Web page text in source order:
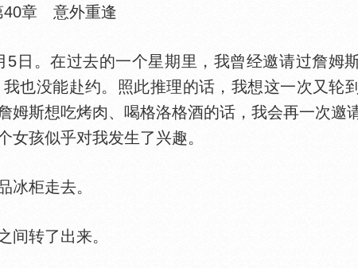
40章 意外重逢
。在过去的一个星期里，我曾经邀请过詹姆
也没能赴约。照此推理的话，我想这一次又轮
姆斯想吃烤肉、喝格洛格酒的话，我会再一次邀
孩似乎对我发生了兴趣。
柜走去。
转了出来。